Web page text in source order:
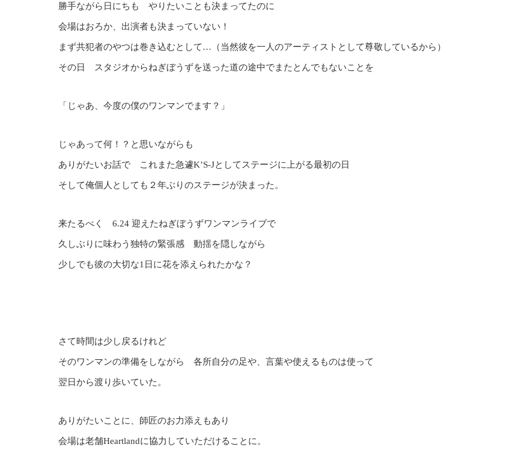
勝手ながら日にちも やりたいことも決まってたのに
会場はおろか、出演者も決まっていない！
まず共犯者のやつは巻き込むとして…（当然彼を一人のアーティストとして尊敬しているから）
その日 スタジオからねぎぼうずを送った道の途中でまたとんでもないことを
「じゃあ、今度の僕のワンマンでます？」
じゃあって何！？と思いながらも
ありがたいお話で これまた急遽K’S-Jとしてステージに上がる最初の日
そして俺個人としても２年ぶりのステージが決まった。
来たるべく 6.24 迎えたねぎぼうずワンマンライブで
久しぶりに味わう独特の緊張感 動揺を隠しながら
少しでも彼の大切な1日に花を添えられたかな？
さて時間は少し戻るけれど
そのワンマンの準備をしながら 各所自分の足や、言葉や使えるものは使って
翌日から渡り歩いていた。
ありがたいことに、師匠のお力添えもあり
会場は老舗Heartlandに協力していただけることに。